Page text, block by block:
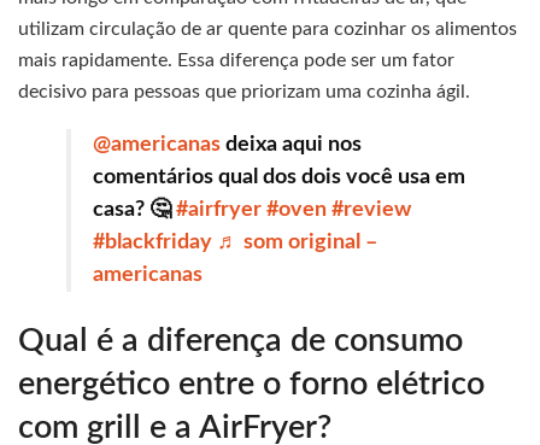
utilizam circulação de ar quente para cozinhar os alimentos
mais rapidamente. Essa diferença pode ser um fator
decisivo para pessoas que priorizam uma cozinha ágil.
@americanas deixa aqui nos
comentários qual dos dois você usa em
casa? 🤔#airfryer #oven #review
#blackfriday ♬ som original –
americanas
Qual é a diferença de consumo
energético entre o forno elétrico
com grill e a AirFryer?